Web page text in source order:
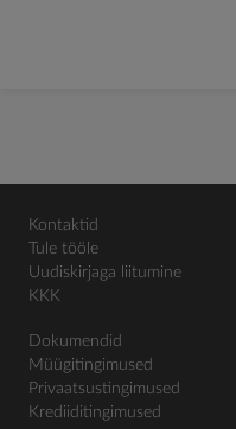
Kontaktid
Tule tööle
Uudiskirjaga liitumine
KKK
Dokumendid
Müügitingimused
Privaatsustingimused
Krediiditingimused